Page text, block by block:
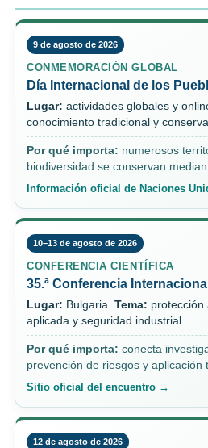
9 de agosto de 2026
CONMEMORACIÓN GLOBAL
Día Internacional de los
Lugar: actividades globales y
conocimiento tradicional y
Por qué importa: numerosos
biodiversidad se conservan
Información oficial de Naciones
10–13 de agosto de 2026
CONFERENCIA CIENTÍFICA
35.ª Conferencia
Lugar: Bulgaria. Tema: protección
aplicada y seguridad industrial.
Por qué importa: conecta
prevención de riesgos y aplicación
Sitio oficial del encuentro →
12 de agosto de 2026